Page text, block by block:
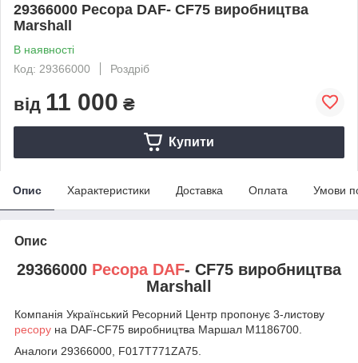
29366000 Ресора DAF- CF75 виробництва
Marshall
В наявності
Код: 29366000
Роздріб
від 11 000 ₴
Купити
Опис Характеристики Доставка Оплата Умови
Опис
29366000 Ресора DAF- CF75 виробництва
Marshall
Компанія Український Ресорний Центр пропонує 3-листову
ресору на DAF-CF75 виробництва Маршал M1186700.
Аналоги 29366000, F017T771ZA75.